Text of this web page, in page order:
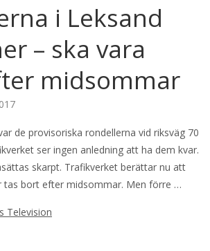
i Leksand
– ska vara
midsommar
de provisoriska rondellerna vid riksväg 70
ser ingen anledning att ha dem kvar.
skarpt. Trafikverket berättar nu att
tas bort efter midsommar. Men förre …
Television